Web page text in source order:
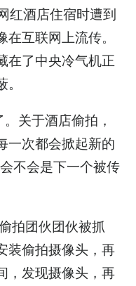
红酒店住宿时遭到
互联网上流传。
在了中央冷气机正
关于酒店偷拍，
一次都会掀起新的
不会是下一个被传
拍团伙团伙被抓
装偷拍摄像头，再
，发现摄像头，再